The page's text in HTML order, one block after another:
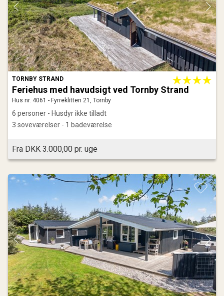
TORNBY STRAND
Feriehus med havudsigt ved Tornby Strand
Hus nr. 4061 - Fyrreklitten 21, Tornby
6 personer - Husdyr ikke tilladt
3 soveværelser - 1 badeværelse
Fra DKK 3.000,00 pr. uge